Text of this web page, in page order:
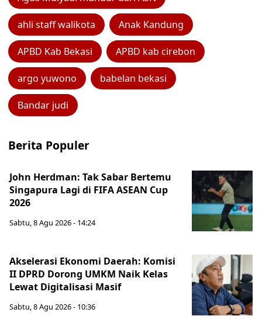
ahli staff walikota Anak Kandung
APBD Kab Bekasi APBD kab cirebon
argo yuwono babelan bekasi
Bandar judi
Berita Populer
John Herdman: Tak Sabar Bertemu
Singapura Lagi di FIFA ASEAN Cup
2026
Sabtu, 8 Agu 2026 - 14:24
Akselerasi Ekonomi Daerah: Komisi
II DPRD Dorong UMKM Naik Kelas
Lewat Digitalisasi Masif
Sabtu, 8 Agu 2026 - 10:36